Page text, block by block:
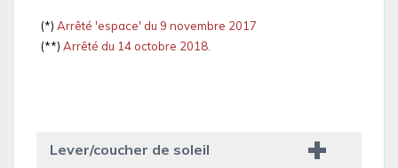
(*) Arrêté 'espace' du 9 novembre 2017
(**) Arrêté du 14 octobre 2018.
Lever/coucher de soleil